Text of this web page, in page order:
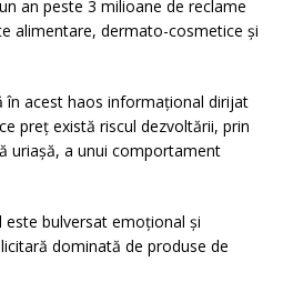
an peste 3 milioane de reclame
alimentare, dermato-cosmetice și
în acest haos informațional dirijat
preț există riscul dezvoltării, prin
uriașă, a unui comportament
bulversat emoțional și
dominată de produse de